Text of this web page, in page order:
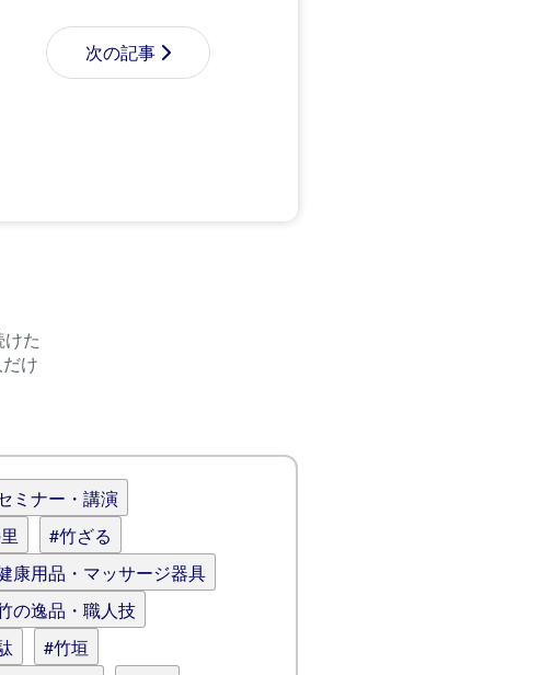
次の記事
た
け
ミナー・講演
#竹ざる
康用品・マッサージ器具
の逸品・職人技
#竹垣